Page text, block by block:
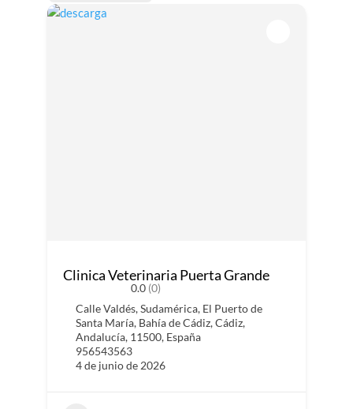
Clinica Veterinaria Puerta Grande
0.0 (0)
Calle Valdés, Sudamérica, El Puerto de
Santa María, Bahía de Cádiz, Cádiz,
Andalucía, 11500, España
956543563
4 de junio de 2026